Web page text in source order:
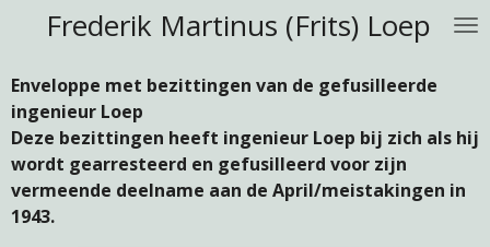
naar
de
hoofdinhoud
Frederik Martinus (Frits) Loep
Enveloppe met bezittingen van de gefusilleerde
ingenieur Loep
Deze bezittingen heeft ingenieur Loep bij zich als hij
wordt gearresteerd en gefusilleerd voor zijn
vermeende deelname aan de April/meistakingen in
1943.